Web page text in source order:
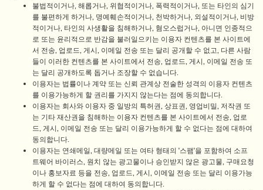
불법적이거나, 해롭거나, 위협적이거나, 폭력적이거나, 또는 타인의 심기
를 불편하게 하거나, 명예훼손적이거나, 천박하거나, 외설적이거나, 비방
적이거나, 타인의 사생활을 침해하거나, 혐오스럽거나, 아니면 인종적으
로 또는 윤리적으로 반감을 불러일으키는 이용자 컨텐츠를 본 사이트에
서 전송, 업로드, 게시, 이메일 전송 또는 달리 공개할 수 없고, 다른 사람
들이 이러한 컨텐츠를 본 사이트에서 전송, 업로드, 게시, 이메일 전송 또
는 달리 공개하도록 돕거나 조장할 수 없습니다.
이용자는 법률이나 계약 또는 신뢰 관계상 전술한 성격의 이용자 컨텐츠
를 이용가능하게 할 권리를 가지지 않는다는 점에 동의합니다.
이용자는 회사와 이용자 중 일방의 특허권, 상표권, 영업비밀, 저작권 또
는 기타 재산권을 침해하는 이용자 컨텐츠를 본 사이트에서 전송, 업로
드, 게시, 이메일 전송 또는 달리 이용가능하게 할 수 없다는 점에 대하여
동의합니다.
이용자는 연쇄메일, 대량메일 또는 여타 형태의 '스팸'을 포함하여 소프
트웨어 바이러스, 원치 않는 광고물이나 승인받지 않은 광고물, 구매요청
이나 홍보자료 등을 전송, 업로드, 게시, 이메일 전송 또는 달리 이용가능
하게 할 수 없다는 점에 대하여 동의합니다.